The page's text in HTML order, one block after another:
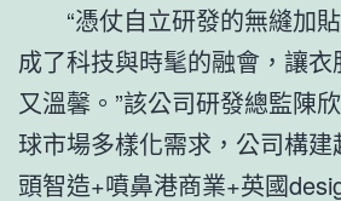
“憑仗自立研發的無縫加
成了科技與時髦的融會，讓
又溫馨。”該公司研發總監陳
球市場多樣化需求，公司構建
頭智造+噴鼻港商業+英國